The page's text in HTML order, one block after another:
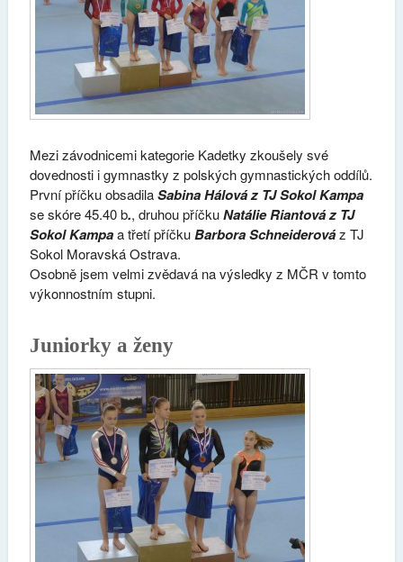
Mezi závodnicemi kategorie Kadetky zkoušely své
dovednosti i gymnastky z polských gymnastických oddílů.
První příčku obsadilaSabinaHálová z TJ Sokol Kampa
se skóre 45.40 b., druhou příčkuNatálie Riantová z TJ
Sokol Kampaa třetí příčkuBarbora Schneiderováz TJ
Sokol Moravská Ostrava.
Osobně jsem velmi zvědavá na výsledky z MČR v tomto
výkonnostním stupni.
Juniorky a ženy